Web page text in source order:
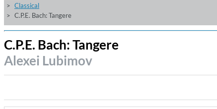
Classical
C.P.E. Bach: Tangere
C.P.E. Bach: Tangere
Alexei Lubimov